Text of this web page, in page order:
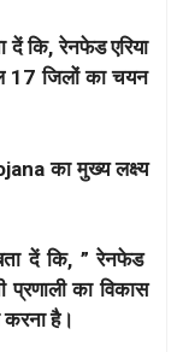
दें कि, रेनफेड एरिया
17 जिलों का चयन
का मुख्य लक्ष्य
दें कि, ” रेनफेड
का विकास
करना है।